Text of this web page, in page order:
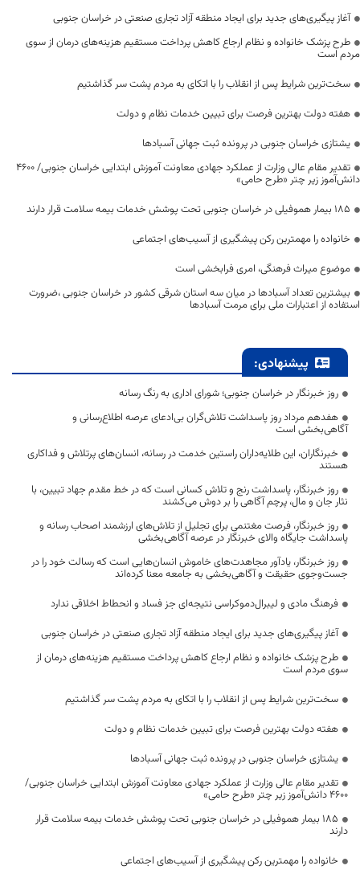
آغاز پیگیری‌های جدید برای ایجاد منطقه آزاد تجاری صنعتی در خراسان جنوبی
طرح پزشک خانواده و نظام ارجاع کاهش پرداخت مستقیم هزینه‌های درمان از سوی
مردم است
سخت‌ترین شرایط پس از انقلاب را با اتکای به مردم پشت سر گذاشتیم
هفته دولت بهترین فرصت برای تبیین خدمات نظام و دولت
یشتازی خراسان جنوبی در پرونده ثبت جهانی آسبادها
تقدیر مقام عالی وزارت از عملکرد جهادی معاونت آموزش ابتدایی خراسان جنوبی/ ۴۶۰۰
دانش‌آموز زیر چتر «طرح حامی»
۱۸۵ بیمار هموفیلی در خراسان جنوبی تحت پوشش خدمات بیمه سلامت قرار دارند
خانواده را مهمترین رکن پیشگیری از آسیب‌های اجتماعی
موضوع میراث فرهنگی، امری فرابخشی است
بیشترین تعداد آسبادها در میان سه استان شرقی کشور در خراسان جنوبی ،ضرورت
استفاده از اعتبارات ملی برای مرمت آسبادها
پیشنهادی:
روز خبرنگار در خراسان جنوبی؛ شورای اداری به رنگ رسانه
هفدهم مرداد روز پاسداشت تلاش‌گران بی‌ادعای عرصه اطلاع‌رسانی و
آگاهی‌بخشی است
خبرنگاران، این طلایه‌داران راستین خدمت در رسانه، انسان‌های پرتلاش و فداکاری
هستند
روز خبرنگار، پاسداشت رنج و تلاش کسانی است که در خط مقدم جهاد تبیین، با
نثار جان و مال، پرچم آگاهی را بر دوش می‌کشند
روز خبرنگار، فرصت مغتنمی برای تجلیل از تلاش‌های ارزشمند اصحاب رسانه و
پاسداشت جایگاه والای خبرنگار در عرصه آگاهی‌بخشی
روز خبرنگار، یادآور مجاهدت‌های خاموش انسان‌هایی است که رسالت خود را در
جست‌وجوی حقیقت و آگاهی‌بخشی به جامعه معنا کرده‌اند
فرهنگ مادی و لیبرال‌دموکراسی نتیجه‌ای جز فساد و انحطاط اخلاقی ندارد
آغاز پیگیری‌های جدید برای ایجاد منطقه آزاد تجاری صنعتی در خراسان جنوبی
طرح پزشک خانواده و نظام ارجاع کاهش پرداخت مستقیم هزینه‌های درمان از
سوی مردم است
سخت‌ترین شرایط پس از انقلاب را با اتکای به مردم پشت سر گذاشتیم
هفته دولت بهترین فرصت برای تبیین خدمات نظام و دولت
یشتازی خراسان جنوبی در پرونده ثبت جهانی آسبادها
تقدیر مقام عالی وزارت از عملکرد جهادی معاونت آموزش ابتدایی خراسان جنوبی/
۴۶۰۰ دانش‌آموز زیر چتر «طرح حامی»
۱۸۵ بیمار هموفیلی در خراسان جنوبی تحت پوشش خدمات بیمه سلامت قرار
دارند
خانواده را مهمترین رکن پیشگیری از آسیب‌های اجتماعی